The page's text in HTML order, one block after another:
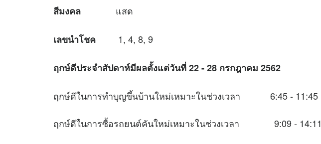
สีมงคล แสด
เลขนำโชค 1, 4, 8, 9
ฤกษ์ดีประจำสัปดาห์มีผลตั้งแต่วันที่ 22- 28 กรกฎาคม 2562
ฤกษ์ดีในการทำบุญขึ้นบ้านใหม่เหมาะในช่วงเวลา 6:45 - 11:45
ฤกษ์ดีในการซื้อรถยนต์คันใหม่เหมาะในช่วงเวลา 9:09 - 14:11